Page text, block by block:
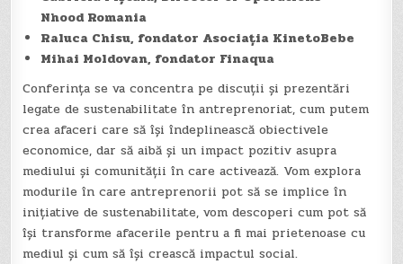
Nhood Romania
Raluca Chisu, fondator Asociația KinetoBebe
Mihai Moldovan, fondator Finaqua
Conferința se va concentra pe discuții și prezentări
legate de sustenabilitate în antreprenoriat, cum putem
crea afaceri care să își îndeplinească obiectivele
economice, dar să aibă și un impact pozitiv asupra
mediului și comunității în care activează. Vom explora
modurile în care antreprenorii pot să se implice în
inițiative de sustenabilitate, vom descoperi cum pot să
își transforme afacerile pentru a fi mai prietenoase cu
mediul și cum să își crească impactul social.